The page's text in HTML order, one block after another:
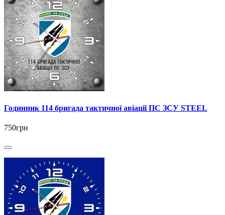
Годинник 114 бригада тактичної авіації ПС ЗСУ STEEL
750грн